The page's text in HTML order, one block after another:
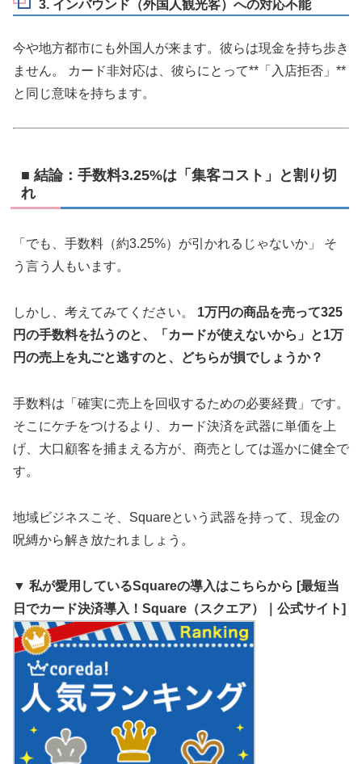
3. インバウンド（外国人観光客）への対応不能
今や地方都市にも外国人が来ます。彼らは現金を持ち歩き
ません。 カード非対応は、彼らにとって**「入店拒否」**
と同じ意味を持ちます。
■ 結論：手数料3.25%は「集客コスト」と割り切
れ
「でも、手数料（約3.25%）が引かれるじゃないか」 そ
う言う人もいます。
しかし、考えてみてください。 1万円の商品を売って325
円の手数料を払うのと、「カードが使えないから」と1万
円の売上を丸ごと逃すのと、どちらが損でしょうか？
手数料は「確実に売上を回収するための必要経費」です。
そこにケチをつけるより、カード決済を武器に単価を上
げ、大口顧客を捕まえる方が、商売としては遥かに健全で
す。
地域ビジネスこそ、Squareという武器を持って、現金の
呪縛から解き放たれましょう。
▼ 私が愛用しているSquareの導入はこちらから [最短当
日でカード決済導入！Square（スクエア）｜公式サイト]